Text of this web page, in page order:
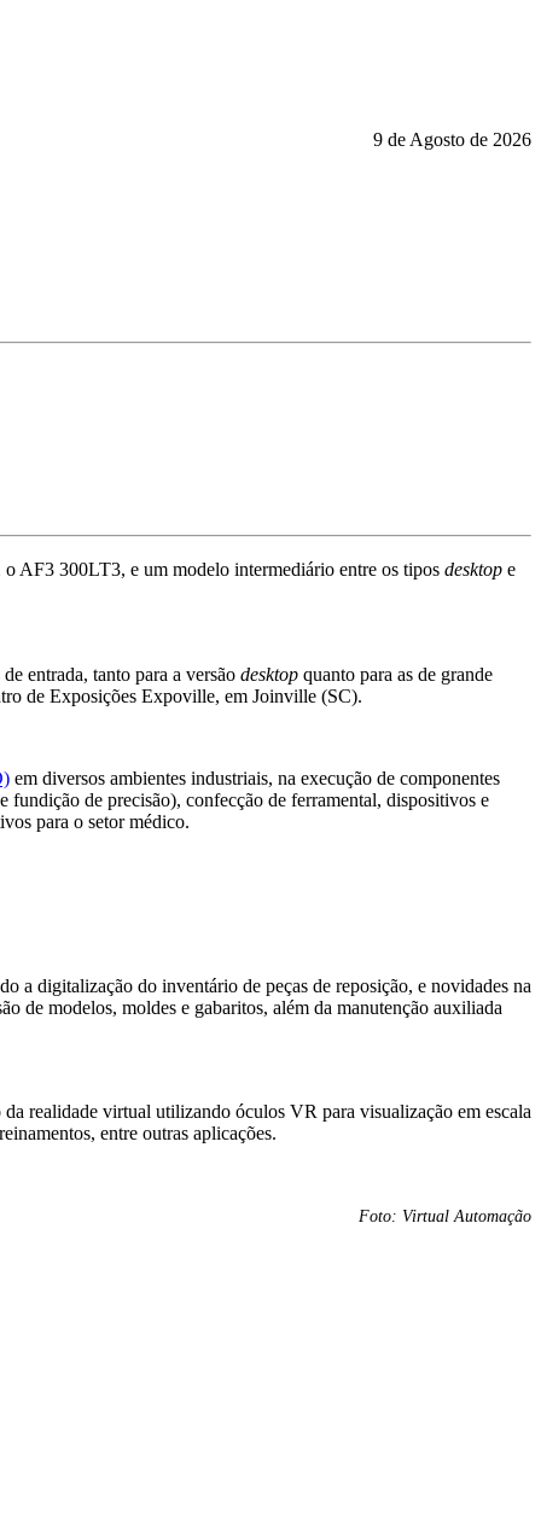
9 de Agosto de 2026
AF3 300LT3, e um modelo intermediário entre os tipos desktop e
entrada, tanto para a versão desktop quanto para as de grande
de Exposições Expoville, em Joinville (SC).
em diversos ambientes industriais, na execução de componentes
de precisão), confecção de ferramental, dispositivos e
para o setor médico.
a digitalização do inventário de peças de reposição, e novidades na
de modelos, moldes e gabaritos, além da manutenção auxiliada
realidade virtual utilizando óculos VR para visualização em escala
entre outras aplicações.
Foto: Virtual Automação